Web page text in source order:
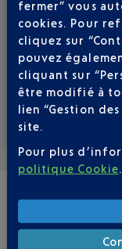
fermer” vous
cookies. Pour
cliquez sur
pouvez
cliquant sur
être modifié à
lien “Gestion
site.
Pour plus
politique Cookie.